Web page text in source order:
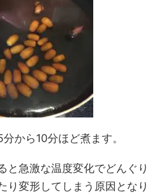
から10分ほど煮ます。
と急激な温度変化でどんぐり
り変形してしまう原因となり